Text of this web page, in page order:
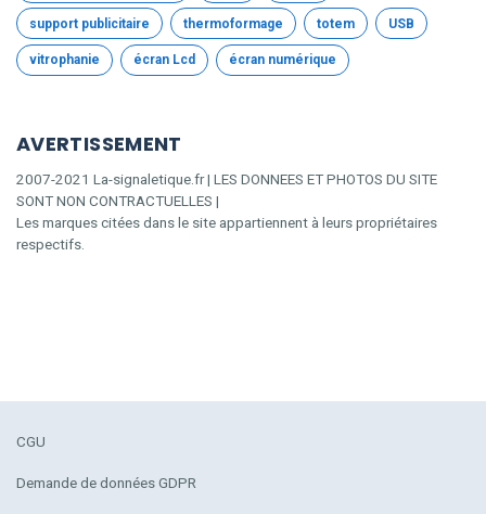
support publicitaire thermoformage totem USB
vitrophanie écran Lcd écran numérique
AVERTISSEMENT
2007-2021 La-signaletique.fr | LES DONNEES ET PHOTOS DU SITE
SONT NON CONTRACTUELLES |
Les marques citées dans le site appartiennent à leurs propriétaires
respectifs.
CGU
Demande de données GDPR